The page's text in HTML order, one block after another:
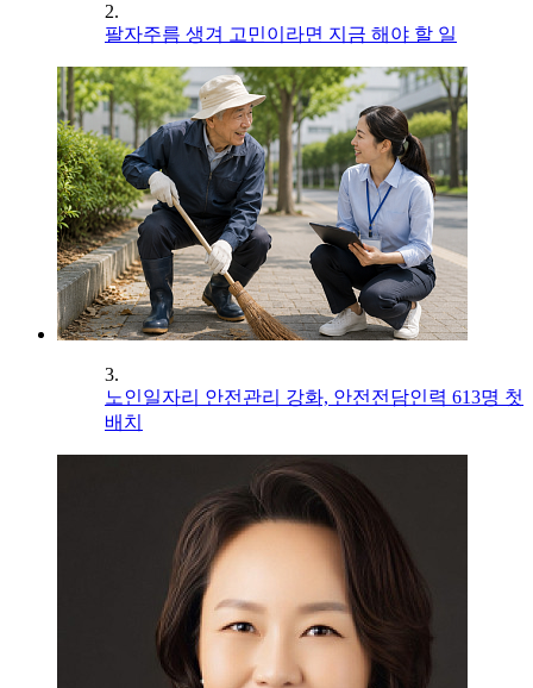
2.
팔자주름 생겨 고민이라면 지금 해야 할 일
3.
노인일자리 안전관리 강화, 안전전담인력 613명 첫
배치